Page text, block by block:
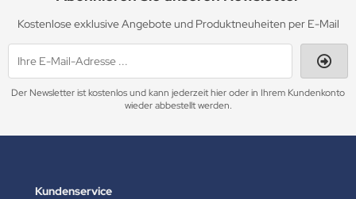
Kostenlose exklusive Angebote und Produktneuheiten per E-Mail
Der Newsletter ist kostenlos und kann jederzeit hier oder in Ihrem Kundenkonto
wieder abbestellt werden.
Kundenservice